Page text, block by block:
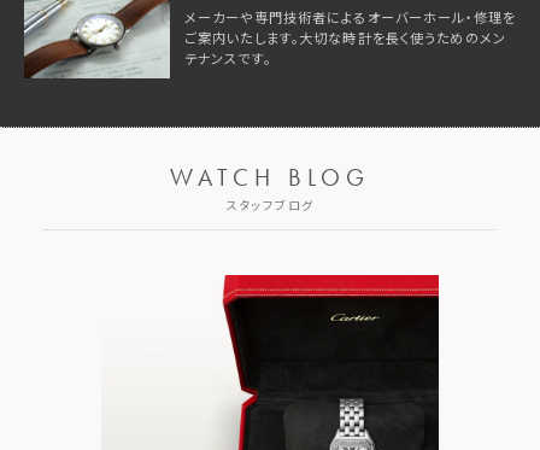
メーカーや専門技術者によるオーバーホール・修理を
ご案内いたします。大切な時計を長く使うためのメン
テナンスです。
WATCH BLOG
スタッフブログ